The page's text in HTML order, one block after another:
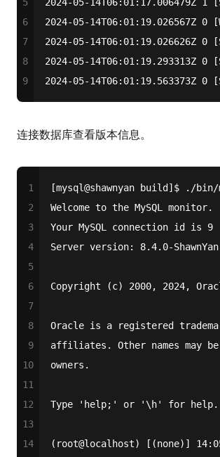
5
6
7
8
9
2024-05-14T06:01:17.006479Z
2024-05-14T06:01:19.026567Z
2024-05-14T06:01:19.026626Z
2024-05-
2024-05-
连接数据库查看版本信息。
1
2
3
4
5
6
7
8
9
10
11
12
13
14
[mysql@shawnyan build]$ ./
Welcome to the MySQL
Your MySQL connection id is 9
Server version: 8.4.0-
Copyright (c) 2000, 2024,
Oracle is a registered
affiliates. Other names may
owners.
Type 'help;' or '\h' for help.
(root@localhost) [(none)]